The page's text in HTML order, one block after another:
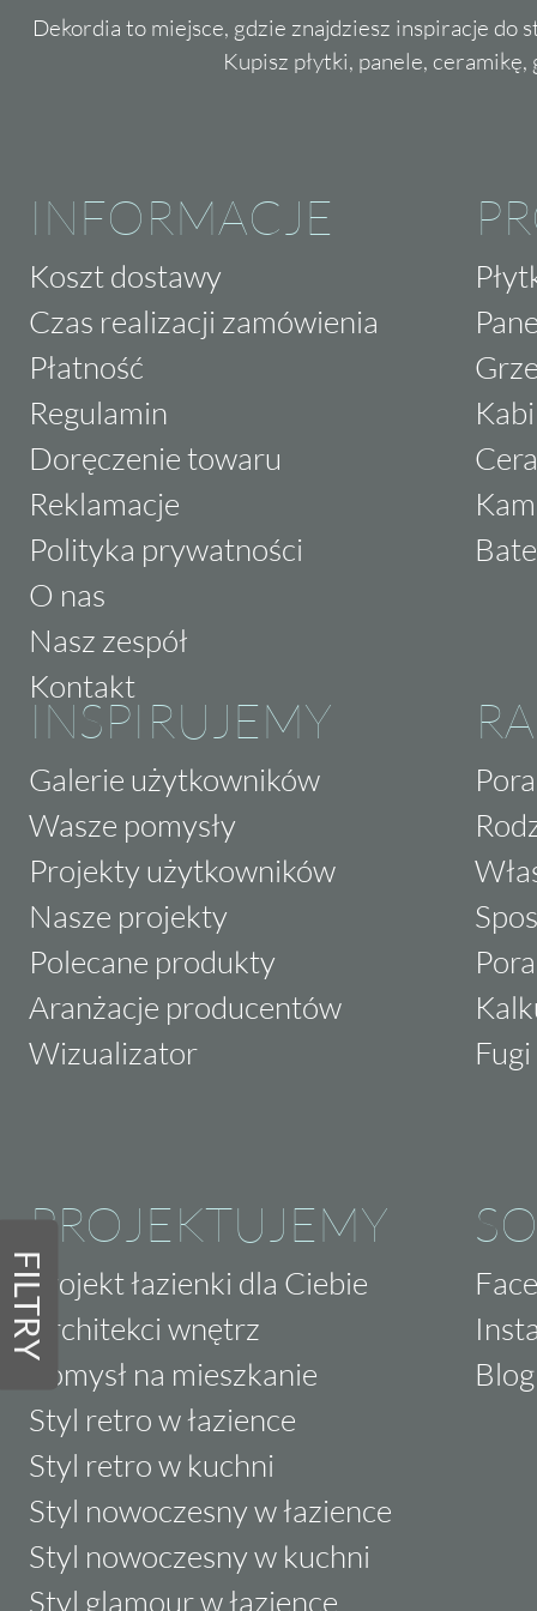
FILTRY
Dekordia to miejsce, gdzie znajdziesz inspiracje do
Kupisz płytki, panele,
INFORMACJE
Koszt dostawy
Czas realizacji zamówienia
Płatność
Regulamin
Doręczenie towaru
Reklamacje
Polityka prywatności
O nas
Nasz zespół
Kontakt
INSPIRUJEMY
Galerie użytkowników
Wasze pomysły
Projekty użytkowników
Nasze projekty
Polecane produkty
Aranżacje producentów
Wizualizator
PROJEKTUJEMY
Projekt łazienki dla Ciebie
Architekci wnętrz
Pomysł na mieszkanie
Styl retro w łazience
Styl retro w kuchni
Styl nowoczesny w łazience
Styl nowoczesny w kuchni
Styl glamour w łazience
Blog